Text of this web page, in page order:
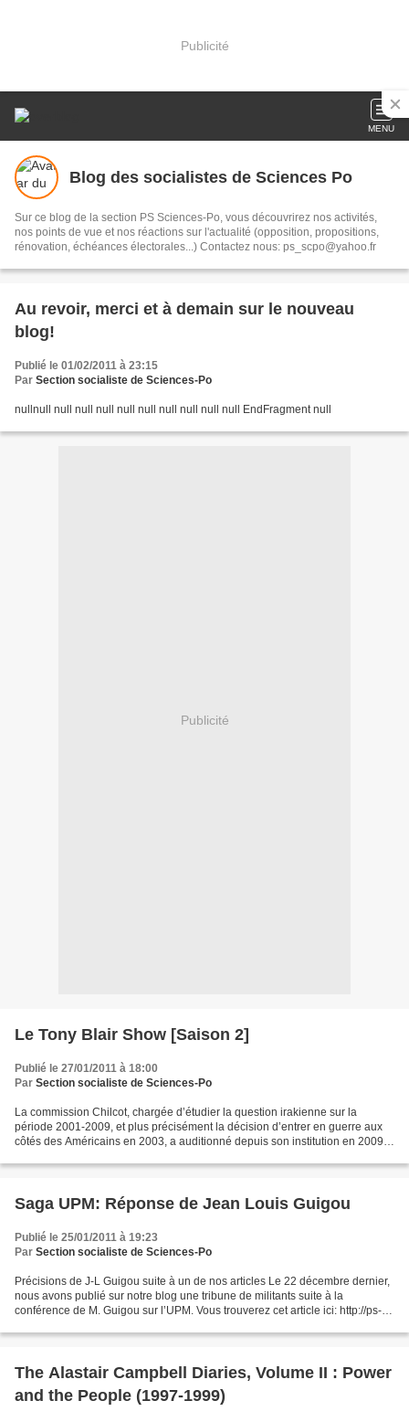
Publicité
MENU
Blog des socialistes de Sciences Po
Sur ce blog de la section PS Sciences-Po, vous découvrirez nos activités,
nos points de vue et nos réactions sur l'actualité (opposition, propositions,
rénovation, échéances électorales...) Contactez nous: ps_scpo@yahoo.fr
Au revoir, merci et à demain sur le nouveau
blog!
Publié le 01/02/2011 à 23:15
Par Section socialiste de Sciences-Po
nullnull null null null null null null null null null EndFragment null
Publicité
Le Tony Blair Show [Saison 2]
Publié le 27/01/2011 à 18:00
Par Section socialiste de Sciences-Po
La commission Chilcot, chargée d’étudier la question irakienne sur la
période 2001-2009, et plus précisément la décision d’entrer en guerre aux
côtés des Américains en 2003, a auditionné depuis son institution en 2009
Saga UPM: Réponse de Jean Louis Guigou
Publié le 25/01/2011 à 19:23
Par Section socialiste de Sciences-Po
Précisions de J-L Guigou suite à un de nos articles Le 22 décembre dernier,
nous avons publié sur notre blog une tribune de militants suite à la
conférence de M. Guigou sur l’UPM. Vous trouverez cet article ici: http://ps-
ipemed-63538460.html...
The Alastair Campbell Diaries, Volume II : Power
and the People (1997-1999)